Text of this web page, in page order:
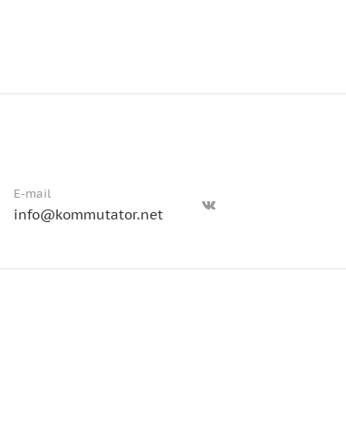
E-mail
info@kommutator.net